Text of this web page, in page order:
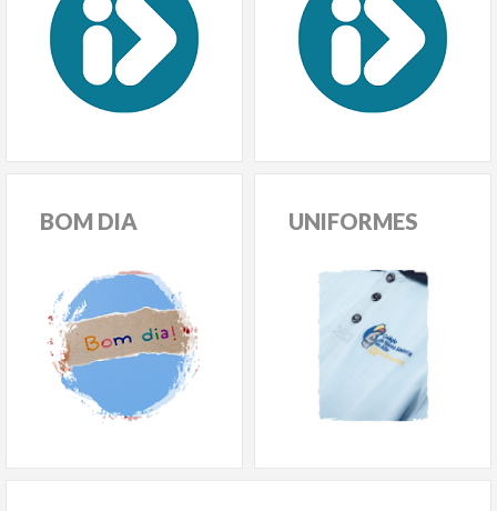
BOM DIA UNIFORMES